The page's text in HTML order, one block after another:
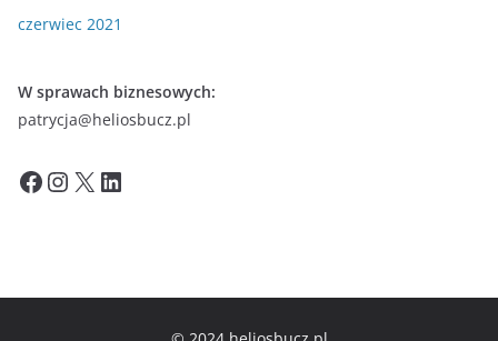
czerwiec 2021
W sprawach biznesowych:
patrycja@heliosbucz.pl
Facebook InstagramX LinkedIn